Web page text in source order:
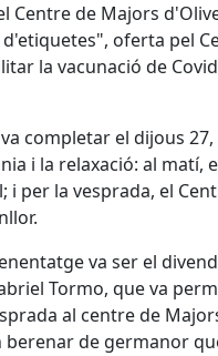
Centre de Majors
oferta pel
la vacunació de
completar el dijous
i la relaxació: al matí,
per la vesprada, el
va ser el
Tormo, que va
al centre de
de germanor